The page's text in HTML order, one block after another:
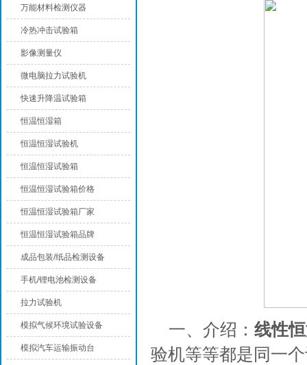
一、介绍： 线性
验机等等都是同一
万能材料检测仪器
冷热冲击试验箱
影像测量仪
微电脑拉力试验机
快速升降温试验箱
恒温恒湿箱
恒温恒湿试验机
恒温恒湿试验箱
恒温恒湿试验箱价格
恒温恒湿试验箱厂家
恒温恒湿试验箱品牌
成品包装/纸品检测设备
手机/锂电池检测设备
拉力试验机
模拟气候环境试验设备
模拟汽车运输振动台